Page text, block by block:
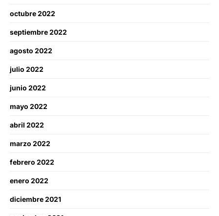
octubre 2022
septiembre 2022
agosto 2022
julio 2022
junio 2022
mayo 2022
abril 2022
marzo 2022
febrero 2022
enero 2022
diciembre 2021